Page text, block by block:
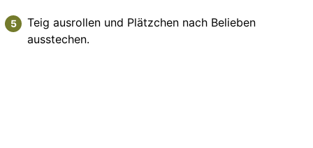
Teig ausrollen und Plätzchen nach Belieben
ausstechen.